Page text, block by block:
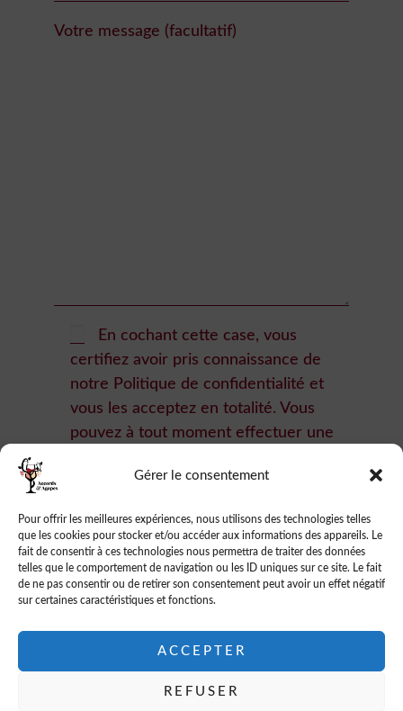
Gérer le consentement
Pour offrir les meilleures expériences, nous utilisons des technologies telles
que les cookies pour stocker et/ou accéder aux informations des appareils. Le
fait de consentir à ces technologies nous permettra de traiter des données
telles que le comportement de navigation ou les ID uniques sur ce site. Le fait
de ne pas consentir ou de retirer son consentement peut avoir un effet négatif
sur certaines caractéristiques et fonctions.
ACCEPTER
REFUSER
Votre message (facultatif)
En cochant cette case, vous
certifiez avoir pris connaissance de
notre Politique de confidentialité et
vous les acceptez en totalité. Vous
pouvez à tout moment effectuer une
l'adresse suivante,